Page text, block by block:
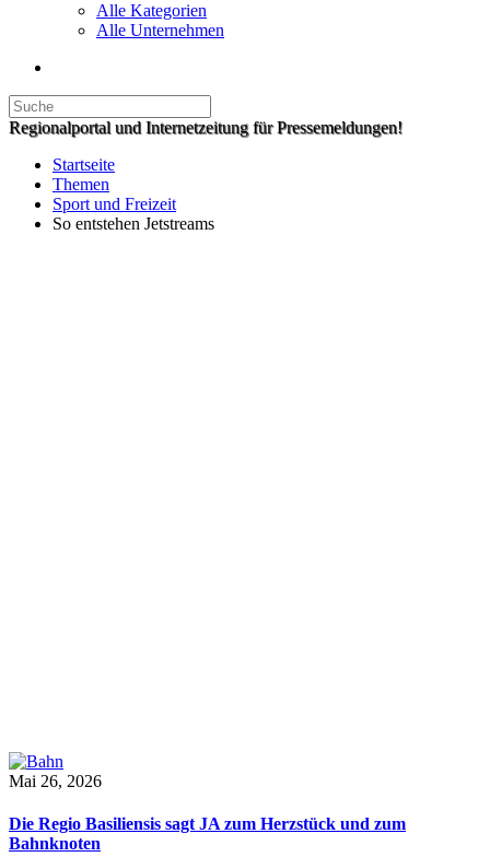
Alle Kategorien
Alle Unternehmen
Regionalportal und Internetzeitung für Pressemeldungen!
Startseite
Themen
Sport und Freizeit
So entstehen Jetstreams
Mai 26, 2026
Die Regio Basiliensis sagt JA zum Herzstück und zum
Bahnknoten